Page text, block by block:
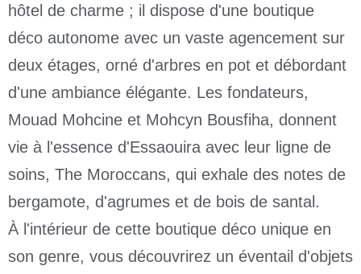
hôtel de charme ; il dispose d'une boutique
déco autonome avec un vaste agencement sur
deux étages, orné d'arbres en pot et débordant
d'une ambiance élégante. Les fondateurs,
Mouad Mohcine et Mohcyn Bousfiha, donnent
vie à l'essence d'Essaouira avec leur ligne de
soins, The Moroccans, qui exhale des notes de
bergamote, d'agrumes et de bois de santal.
À l'intérieur de cette boutique déco unique en
son genre, vous découvrirez un éventail d'objets